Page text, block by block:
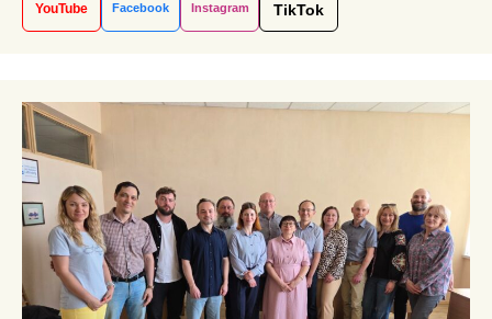
YouTube Facebook Instagram TikTok